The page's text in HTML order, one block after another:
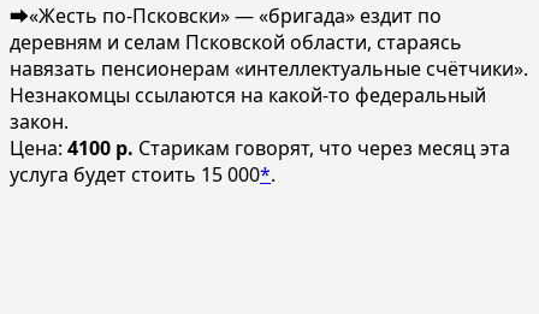
➡️«Жесть по-Псковски» — «бригада» ездит по
деревням и селам Псковской области, стараясь
навязать пенсионерам «интеллектуальные счётчики».
Незнакомцы ссылаются на какой-то федеральный
закон.
Цена: 4100 р. Старикам говорят, что через месяц эта
услуга будет стоить 15 000*.